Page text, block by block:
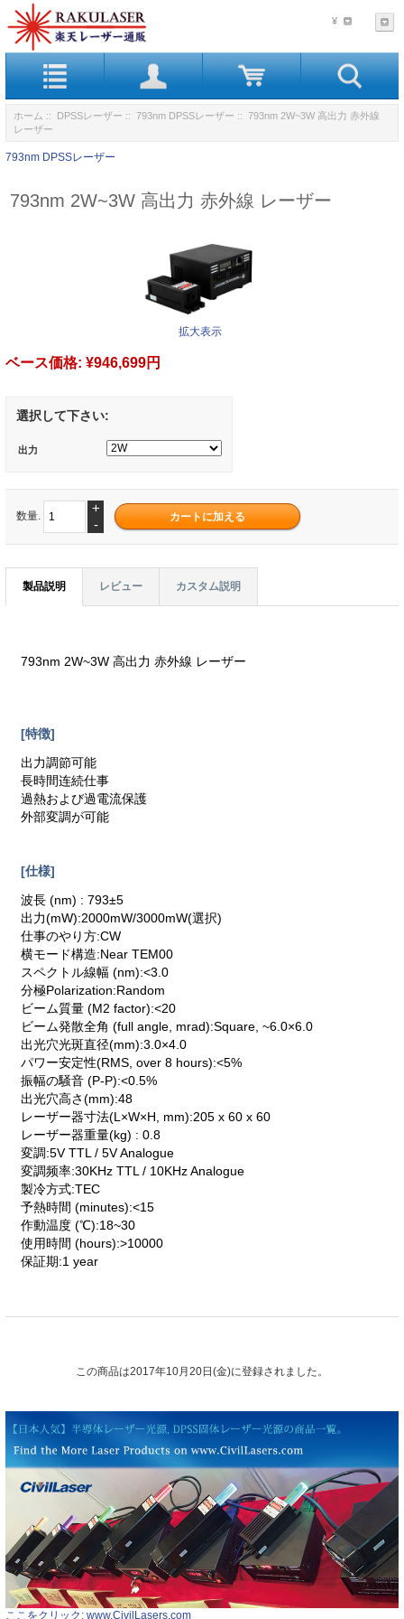
¥
ホーム :: DPSSレーザー :: 793nm DPSSレーザー :: 793nm 2W~3W 高出力 赤外線
レーザー
793nm DPSSレーザー
793nm 2W~3W 高出力 赤外線 レーザー
拡大表示
ベース価格: ¥946,699円
選択して下さい:
出力
数量.
+
-
製品説明 レビュー カスタム説明
793nm 2W~3W 高出力 赤外線 レーザー
[特徴]
出力調節可能
長時間连続仕事
過熱および過電流保護
外部変調が可能
[仕様]
波長 (nm) : 793±5
出力(mW):2000mW/3000mW(選択)
仕事のやり方:CW
横モード構造:Near TEM00
スペクトル線幅 (nm):<3.0
分極Polarization:Random
ビーム質量 (M2 factor):<20
ビーム発散全角 (full angle, mrad):Square, ~6.0×6.0
出光穴光斑直径(mm):3.0×4.0
パワー安定性(RMS, over 8 hours):<5%
振幅の騒音 (P-P):<0.5%
出光穴高さ(mm):48
レーザー器寸法(L×W×H, mm):205 x 60 x 60
レーザー器重量(kg) : 0.8
変調:5V TTL / 5V Analogue
変調频率:30KHz TTL / 10KHz Analogue
製冷方式:TEC
予熱時間 (minutes):<15
作動温度 (℃):18~30
使用時間 (hours):>10000
保証期:1 year
この商品は2017年10月20日(金)に登録されました。
ここをクリック: www.CivilLasers.com